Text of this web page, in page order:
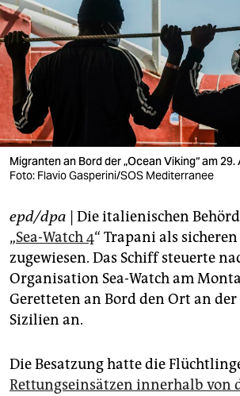
berlin
nord
wahrheit
verlag
verlag
veranstaltungen
shop
fragen & hilfe
unterstützen
abo
epaper login
Migranten an Bord der „Ocean Viking“ am 29.
Foto: Flavio Gasperini/SOS Mediterranee
epd/dpa | Die italienischen
„Sea-Watch 4“ Trapani als
zugewiesen. Das Schiff steuerte
Organisation Sea-Watch am
Geretteten an Bord den Ort an der
Sizilien an.
Die Besatzung hatte die
Rettungseinsätzen innerhalb von